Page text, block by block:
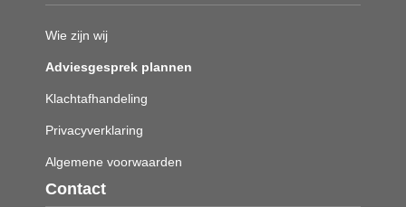
Wie zijn wij
Adviesgesprek plannen
Klachtafhandeling
Privacyverklaring
Algemene voorwaarden
Contact